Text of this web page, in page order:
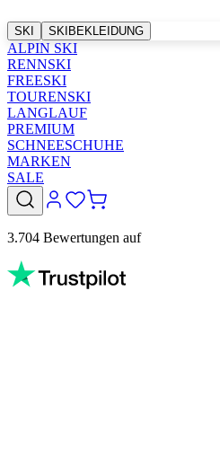
SKI SKIBEKLEIDUNG
ALPIN SKI
RENNSKI
FREESKI
TOURENSKI
LANGLAUF
PREMIUM
SCHNEESCHUHE
MARKEN
SALE
3.704 Bewertungen auf